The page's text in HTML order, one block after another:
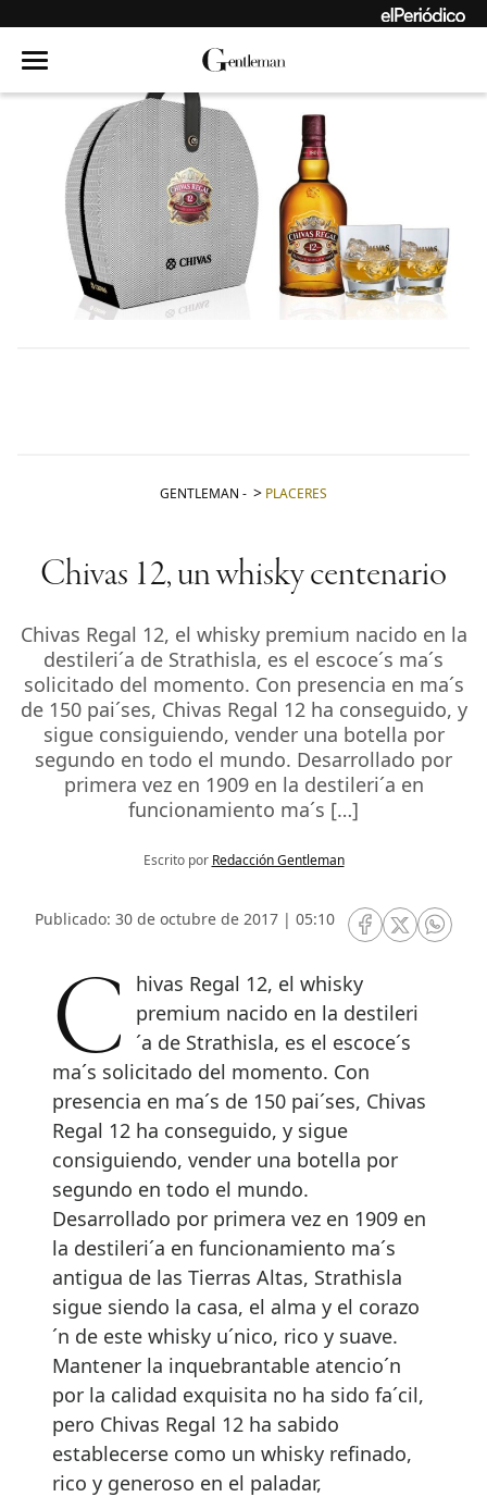
GENTLEMAN - PLACERES
Chivas 12, un whisky centenario
Chivas Regal 12, el whisky premium nacido en la
destileri´a de Strathisla, es el escoce´s ma´s
solicitado del momento. Con presencia en ma´s
de 150 pai´ses, Chivas Regal 12 ha conseguido, y
sigue consiguiendo, vender una botella por
segundo en todo el mundo. Desarrollado por
primera vez en 1909 en la destileri´a en
funcionamiento ma´s […]
Escrito por Redacción Gentleman
Publicado: 30 de octubre de 2017 | 05:10
RRSS Facebook
RRSSRRSS
Chivas Regal 12, el whisky
premium nacido en la destileri
´a de Strathisla, es el escoce´s
ma´s solicitado del momento. Con
presencia en ma´s de 150 pai´ses, Chivas
Regal 12 ha conseguido, y sigue
consiguiendo, vender una botella por
segundo en todo el mundo.
Desarrollado por primera vez en 1909 en
la destileri´a en funcionamiento ma´s
antigua de las Tierras Altas, Strathisla
sigue siendo la casa, el alma y el corazo
´n de este whisky u´nico, rico y suave.
Mantener la inquebrantable atencio´n
por la calidad exquisita no ha sido fa´cil,
pero Chivas Regal 12 ha sabido
establecerse como un whisky refinado,
rico y generoso en el paladar,